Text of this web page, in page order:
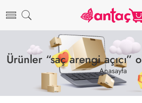
Ürünler “saç arengi açıcı”
Anasayfa